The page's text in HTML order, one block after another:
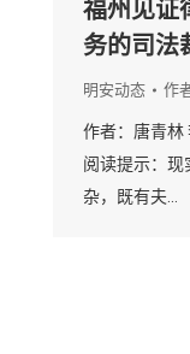
福州见证
务的司法
明安动态 作
作者：唐青林
阅读提示：现
杂，既有夫…